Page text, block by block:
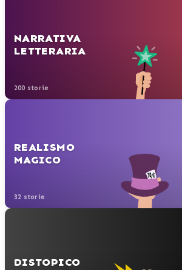
NARRATIVA
LETTERARIA
200 storie
REALISMO
MAGICO
32 storie
DISTOPICO